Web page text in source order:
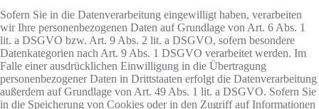
Sofern Sie in die Datenverarbeitung eingewilligt haben, verarbeiten
wir Ihre personenbezogenen Daten auf Grundlage von Art. 6 Abs. 1
lit. a DSGVO bzw. Art. 9 Abs. 2 lit. a DSGVO, sofern besondere
Datenkategorien nach Art. 9 Abs. 1 DSGVO verarbeitet werden. Im
Falle einer ausdrücklichen Einwilligung in die Übertragung
personenbezogener Daten in Drittstaaten erfolgt die Datenverarbeitung
außerdem auf Grundlage von Art. 49 Abs. 1 lit. a DSGVO. Sofern Sie
in die Speicherung von Cookies oder in den Zugriff auf Informationen